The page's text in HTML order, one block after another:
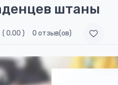
штаны
( 0.00 ) 0 отзыв(ов)